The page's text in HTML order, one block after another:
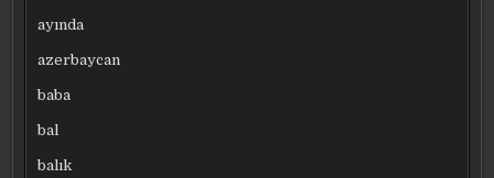
ayında
azerbaycan
baba
bal
balık